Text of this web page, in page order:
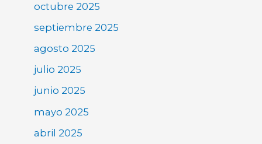
octubre 2025
septiembre 2025
agosto 2025
julio 2025
junio 2025
mayo 2025
abril 2025